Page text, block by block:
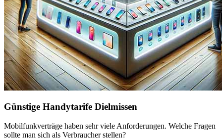
Günstige Handytarife Dielmissen
Mobilfunkverträge haben sehr viele Anforderungen. Welche Fragen
sollte man sich als Verbraucher stellen?